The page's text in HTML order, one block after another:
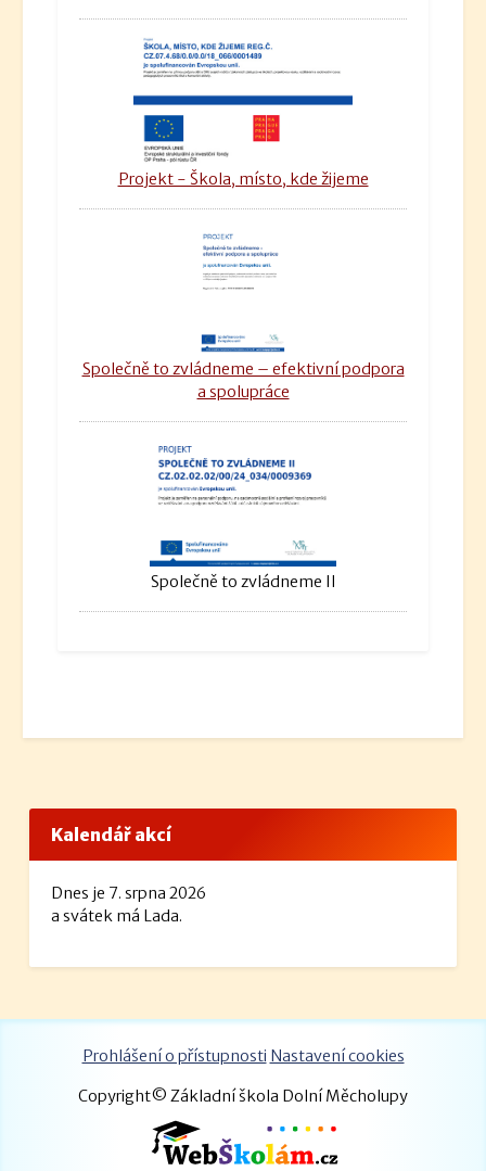
Projekt - Škola, místo, kde žijeme
Společně to zvládneme – efektivní podpora
a spolupráce
Společně to zvládneme II
Kalendář akcí
Dnes je 7. srpna 2026
a svátek má Lada.
Prohlášení o přístupnosti Nastavení cookies
Copyright© Základní škola Dolní Měcholupy